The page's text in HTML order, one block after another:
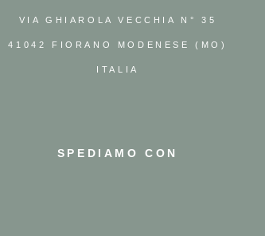
VIA GHIAROLA VECCHIA N° 35
41042 FIORANO MODENESE (MO)
ITALIA
SPEDIAMO CON